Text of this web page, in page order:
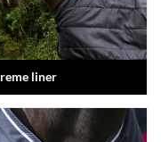
liner